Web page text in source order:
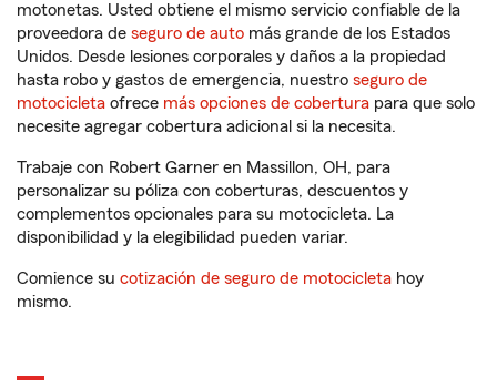
motonetas. Usted obtiene el mismo servicio confiable de la
proveedora de seguro de auto más grande de los Estados
Unidos. Desde lesiones corporales y daños a la propiedad
hasta robo y gastos de emergencia, nuestro seguro de
motocicleta ofrece más opciones de cobertura para que solo
necesite agregar cobertura adicional si la necesita.
Trabaje con Robert Garner en Massillon, OH, para
personalizar su póliza con coberturas, descuentos y
complementos opcionales para su motocicleta. La
disponibilidad y la elegibilidad pueden variar.
Comience su cotización de seguro de motocicleta hoy
mismo.